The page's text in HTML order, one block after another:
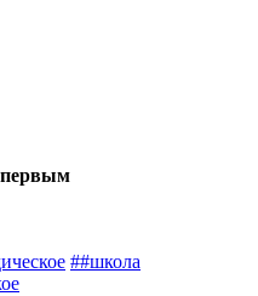
первым
##школа